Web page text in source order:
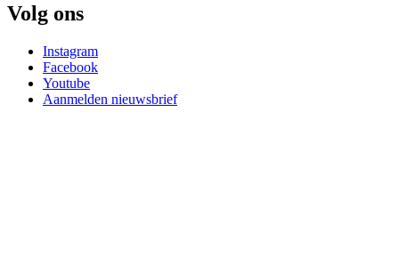
Volg ons
Instagram
Facebook
Youtube
Aanmelden nieuwsbrief